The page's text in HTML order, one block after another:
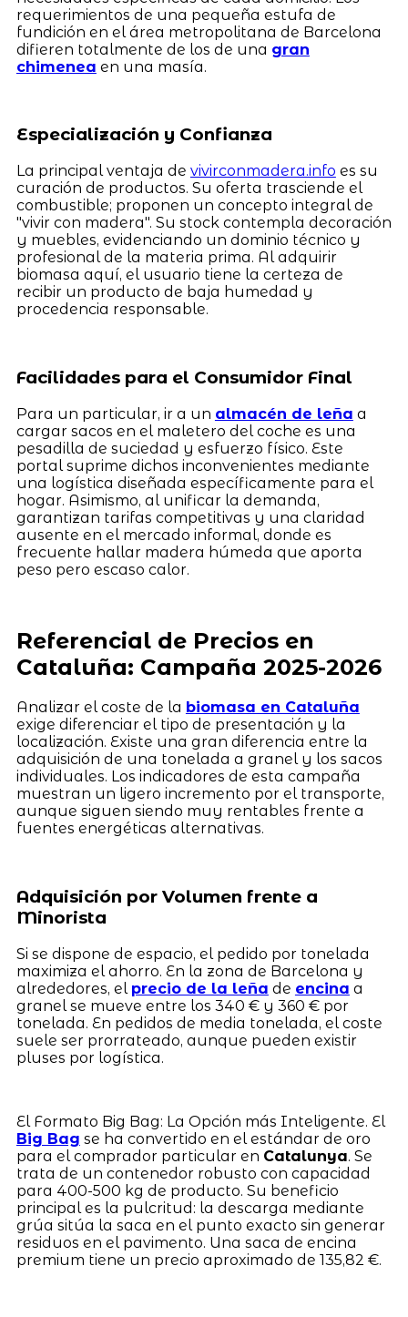
requerimientos de una pequeña estufa de
fundición en el área metropolitana de Barcelona
difieren totalmente de los de una gran
chimenea en una masía.
Especialización y Confianza
La principal ventaja de vivirconmadera.info es su
curación de productos. Su oferta trasciende el
combustible; proponen un concepto integral de
"vivir con madera". Su stock contempla decoración
y muebles, evidenciando un dominio técnico y
profesional de la materia prima. Al adquirir
biomasa aquí, el usuario tiene la certeza de
recibir un producto de baja humedad y
procedencia responsable.
Facilidades para el Consumidor Final
Para un particular, ir a un almacén de leña a
cargar sacos en el maletero del coche es una
pesadilla de suciedad y esfuerzo físico. Este
portal suprime dichos inconvenientes mediante
una logística diseñada específicamente para el
hogar. Asimismo, al unificar la demanda,
garantizan tarifas competitivas y una claridad
ausente en el mercado informal, donde es
frecuente hallar madera húmeda que aporta
peso pero escaso calor.
Referencial de Precios en
Cataluña: Campaña 2025-2026
Analizar el coste de la biomasa en Cataluña
exige diferenciar el tipo de presentación y la
localización. Existe una gran diferencia entre la
adquisición de una tonelada a granel y los sacos
individuales. Los indicadores de esta campaña
muestran un ligero incremento por el transporte,
aunque siguen siendo muy rentables frente a
fuentes energéticas alternativas.
Adquisición por Volumen frente a
Minorista
Si se dispone de espacio, el pedido por tonelada
maximiza el ahorro. En la zona de Barcelona y
alrededores, el precio de la leña de encina a
granel se mueve entre los 340 € y 360 € por
tonelada. En pedidos de media tonelada, el coste
suele ser prorrateado, aunque pueden existir
pluses por logística.
El Formato Big Bag: La Opción más Inteligente. El
Big Bag se ha convertido en el estándar de oro
para el comprador particular en Catalunya. Se
trata de un contenedor robusto con capacidad
para 400-500 kg de producto. Su beneficio
principal es la pulcritud: la descarga mediante
grúa sitúa la saca en el punto exacto sin generar
residuos en el pavimento. Una saca de encina
premium tiene un precio aproximado de 135,82 €.